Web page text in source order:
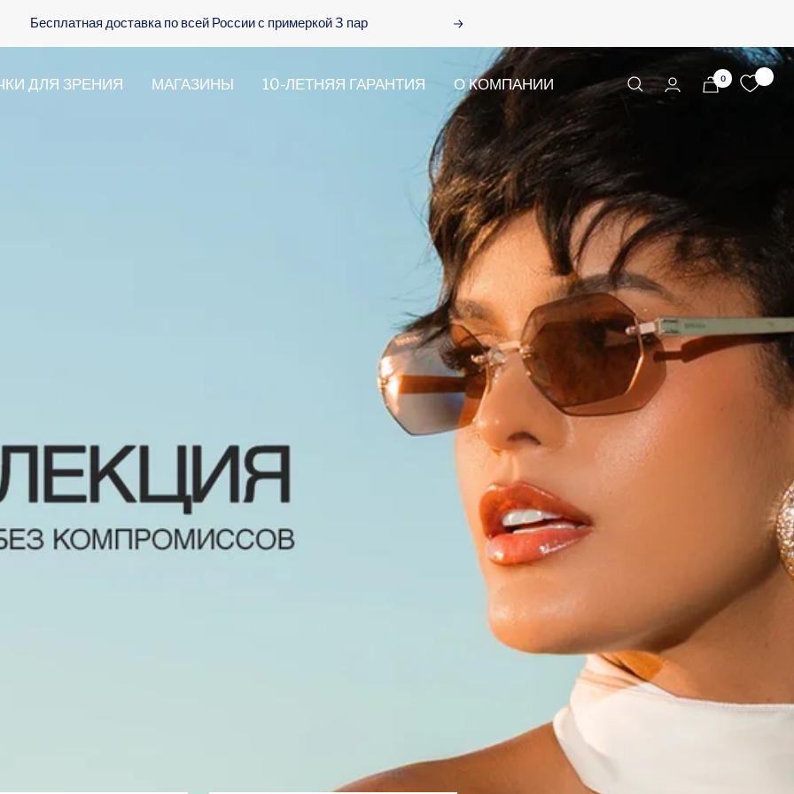
Экспресс-доставка по Москве и Санкт-Петербургу за 3 часа Вперед
ДЛЯ ЗРЕНИЯ МАГАЗИНЫ 10-ЛЕТНЯЯ ГАРАНТИЯ О КОМПАНИИ 0